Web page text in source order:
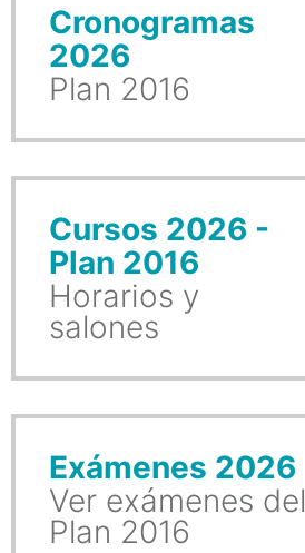
Cronogramas
2026
Plan 2016
Cursos 2026 -
Plan 2016
Horarios y
salones
Exámenes 2026
Ver exámenes del
Plan 2016